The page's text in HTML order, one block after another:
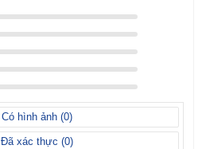
Có hình ảnh (0)
Đã xác thực (0)